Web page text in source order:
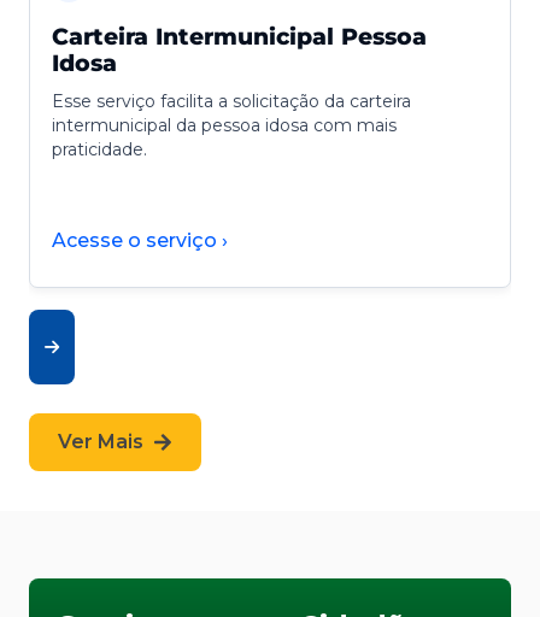
Carteira Intermunicipal Pessoa
Idosa
Esse serviço facilita a solicitação da carteira
intermunicipal da pessoa idosa com mais
praticidade.
Acesse o serviço ›
Ver Mais